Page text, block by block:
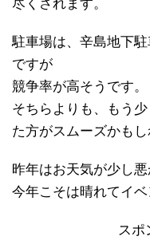
尽くされます。
駐車場は、辛島地下
ですが
競争率が高そうです。
そちらよりも、もう
た方がスムーズかもし
昨年はお天気が少し
今年こそは晴れてイ
スポ